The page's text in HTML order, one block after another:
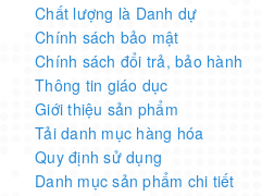
Chất lượng là Danh dự
Chính sách bảo mật
Chính sách đổi trả, bảo hành
Thông tin giáo dục
Giới thiệu sản phẩm
Tải danh mục hàng hóa
Quy định sử dụng
Danh mục sản phẩm chi tiết